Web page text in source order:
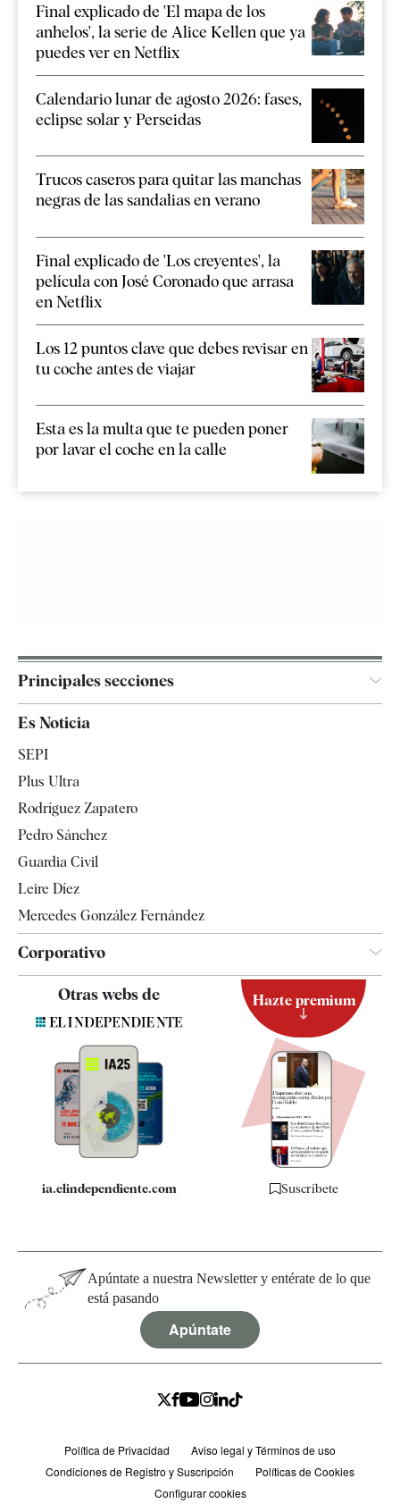
Final explicado de 'El mapa de los
anhelos', la serie de Alice Kellen que ya
puedes ver en Netflix
Calendario lunar de agosto 2026: fases,
eclipse solar y Perseidas
Trucos caseros para quitar las manchas
negras de las sandalias en verano
Final explicado de 'Los creyentes', la
película con José Coronado que arrasa
en Netflix
Los 12 puntos clave que debes revisar en
tu coche antes de viajar
Esta es la multa que te pueden poner
por lavar el coche en la calle
Principales secciones
Televisión
Es Noticia
SEPI
Plus Ultra
Rodríguez Zapatero
Pedro Sánchez
Guardia Civil
Leire Díez
Mercedes González Fernández
Corporativo
Quiénes somos
Especificaciones
Otras webs de
ia.elindependiente.com
Hazte premium
Suscríbete
Apúntate a nuestra Newsletter y entérate de lo que
está pasando
Apúntate
Política de Privacidad
Aviso legal y Términos de uso
Condiciones de Registro y Suscripción
Políticas de Cookies
Configurar cookies